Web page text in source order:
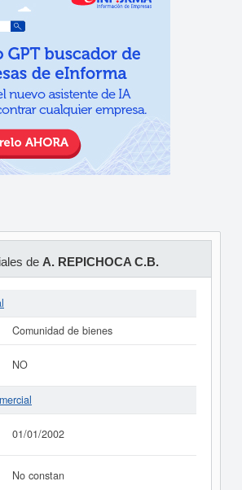
de A. REPICHOCA C.B.
Comunidad de bienes
NO
01/01/2002
No constan